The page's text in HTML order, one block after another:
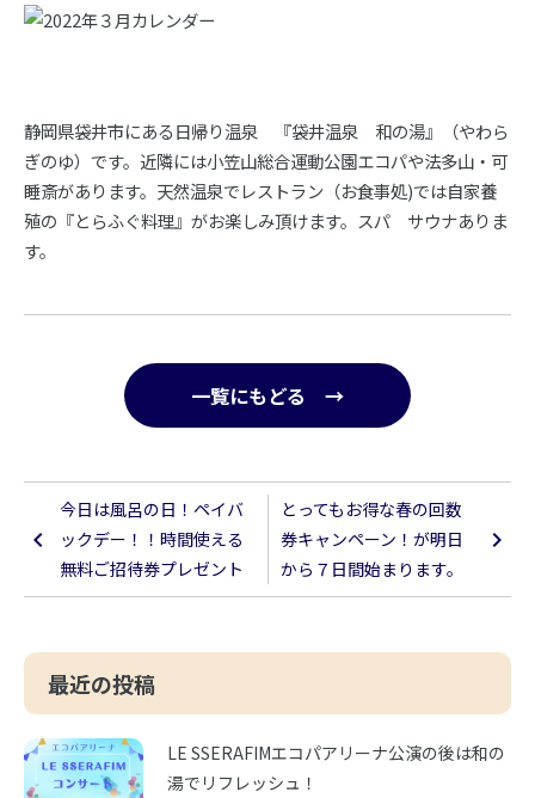
静岡県袋井市にある日帰り温泉 『袋井温泉 和の湯』（やわら
ぎのゆ）です。近隣には小笠山総合運動公園エコパや法多山・可
睡斎があります。天然温泉でレストラン（お食事処)では自家養
殖の『とらふぐ料理』がお楽しみ頂けます。スパ サウナありま
す。
一覧にもどる →
今日は風呂の日！ペイバ
ックデー！！時間使える
無料ご招待券プレゼント
とってもお得な春の回数
券キャンペーン！が明日
から７日間始まります。
最近の投稿
LE SSERAFIMエコパアリーナ公演の後は和の
湯でリフレッシュ！